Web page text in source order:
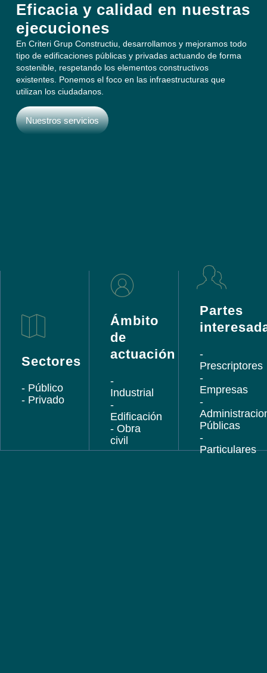
Eficacia y calidad en nuestras
ejecuciones
En Criteri Grup Constructiu, desarrollamos y mejoramos todo
tipo de edificaciones públicas y privadas actuando de forma
sostenible, respetando los elementos constructivos
existentes. Ponemos el foco en las infraestructuras que
utilizan los ciudadanos.
Nuestros servicios
Sectores
- Público
- Privado
Ámbito
de
actuación
-
Industrial
-
Edificación
- Obra
civil
Partes
-
Prescriptores
-
Empresas
-
Públicas
-
Particulares